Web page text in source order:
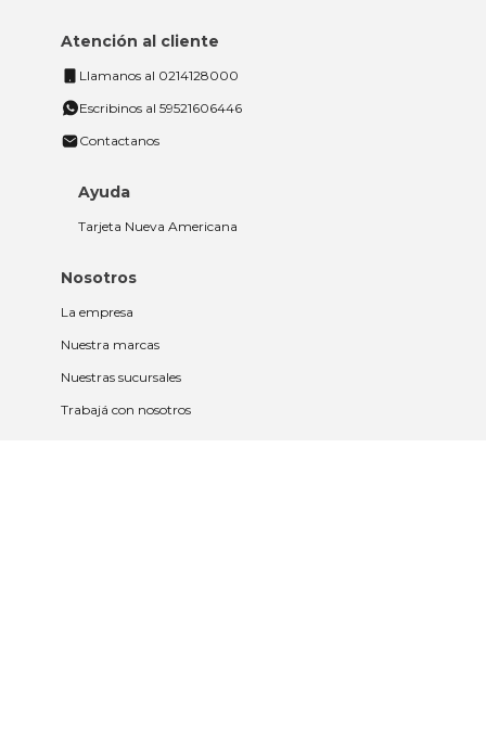
Atención al cliente
Llamanos al 0214128000
Escribinos al 59521606446
Contactanos
Ayuda
Tarjeta Nueva Americana
Nosotros
La empresa
Nuestra marcas
Nuestras sucursales
Trabajá con nosotros